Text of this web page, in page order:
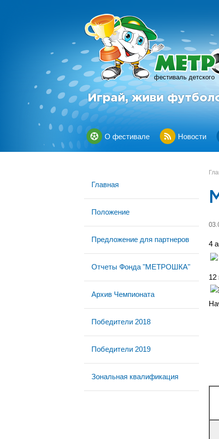
фестиваль детского
Играй, живи
О фестивале Новости
Главная
Положение
Предложение для партнеров
Отчеты Фонда "МЕТРОШКА"
Архив Чемпионата
Победители 2018
Победители 2019
Зональная квалификация
4
12